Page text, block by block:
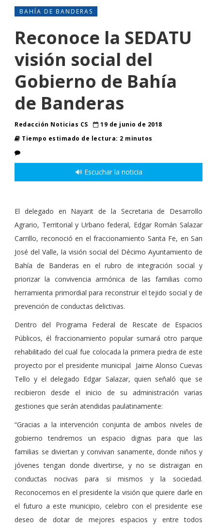
BAHÍA DE BANDERAS
Reconoce la SEDATU
visión social del
Gobierno de Bahía
de Banderas
Redacción Noticias CS
19 de junio de 2018
Tiempo estimado de lectura: 2 minutos
🔊 Escuchar la noticia
El delegado en Nayarit de la Secretaria de Desarrollo
Agrario, Territorial y Urbano federal, Edgar Román Salazar
Carrillo, reconoció en el fraccionamiento Santa Fe, en San
José del Valle, la visión social del Décimo Ayuntamiento de
Bahía de Banderas en el rubro de integración social y
priorizar la convivencia armónica de las familias como
herramienta primordial para reconstruir el tejido social y de
prevención de conductas delictivas.
Dentro del Programa Federal de Rescate de Espacios
Públicos, él fraccionamiento popular sumará otro parque
rehabilitado del cual fue colocada la primera piedra de este
proyecto por el presidente municipal Jaime Alonso Cuevas
Tello y el delegado Edgar Salazar, quien señaló que se
recibieron desde el inicio de su administración varias
gestiones que serán atendidas paulatinamente:
“Gracias a la intervención conjunta de ambos niveles de
gobierno tendremos un espacio dignas para que las
familias se diviertan y convivan sanamente, donde niños y
jóvenes tengan donde divertirse, y no se distraigan en
conductas nocivas para si mismos y la sociedad.
Reconocemos en el presidente la visión que quiere darle en
el futuro a este municipio, celebro con el presidente ese
deseo de dotar de mejores espacios y entre todos